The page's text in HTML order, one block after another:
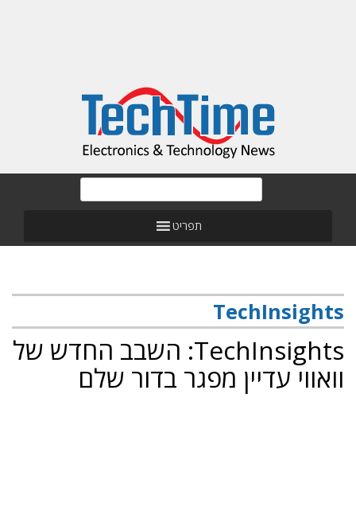
תפריט
TechInsights
TechInsights: השבב החדש של
וואווי עדיין מפגר בדור שלם